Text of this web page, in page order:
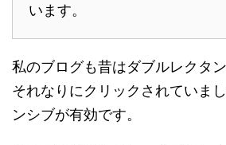
います。
私のブログも昔はダブルレクタ
それなりにクリックされていま
ンシブが有効です。